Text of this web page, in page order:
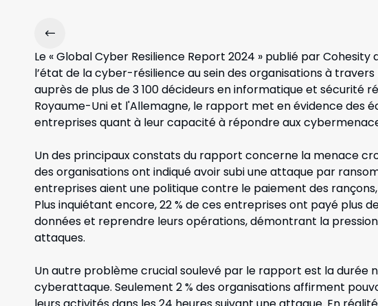
Le « Global Cyber Resilience Report 2024 » publié par
l’état de la cyber-résilience au sein des organisations à
auprès de plus de 3 100 décideurs en informatique et sécurité
Royaume-Uni et l'Allemagne, le rapport met en évidence
entreprises quant à leur capacité à répondre aux
Un des principaux constats du rapport concerne la menace
des organisations ont indiqué avoir subi une attaque par
entreprises aient une politique contre le paiement des
Plus inquiétant encore, 22 % de ces entreprises ont payé plus
données et reprendre leurs opérations, démontrant la
attaques.
Un autre problème crucial soulevé par le rapport est la durée
cyberattaque. Seulement 2 % des organisations affirment